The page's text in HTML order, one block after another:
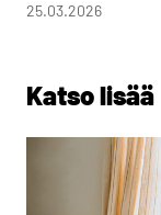
25.03.2026
Katso lisää